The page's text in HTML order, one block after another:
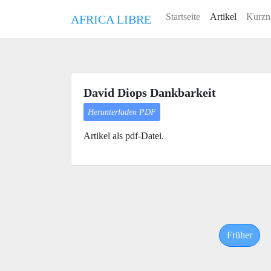
AFRICA LIBRE Startseite Artikel
David Diops Dankbarkeit
Herunterladen PDF
Artikel als pdf-Datei.
Früher